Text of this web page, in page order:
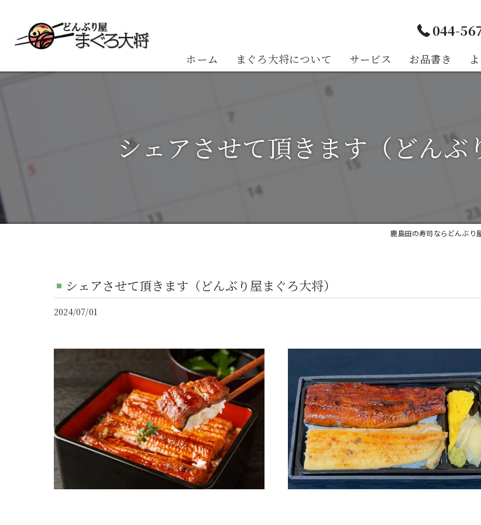
044-
ホーム まぐろ大将について サービス お品書き
シェアさせて頂きます（どんぶ
鹿島田の寿司ならどんぶり
シェアさせて頂きます（どんぶり屋まぐろ大将）
2024/07/01